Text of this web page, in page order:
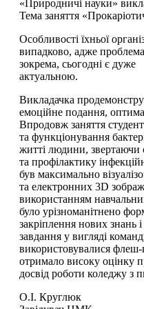
«Природничі науки»
Тема заняття
Особливості їхньої
випадково, адже проблема
зокрема, сьогодні є дуже
актуальною.
Викладачка
емоційне подання,
Впродовж заняття
та функціонування
житті людини,
та профілактику
був максимально
та електронних 3D
використанням
було урізноманітнено
закріплення нових знань
завдання у вигляді
використовувалися
отримало високу оцінку
досвід роботи коледжу з
О.І. Круглюк